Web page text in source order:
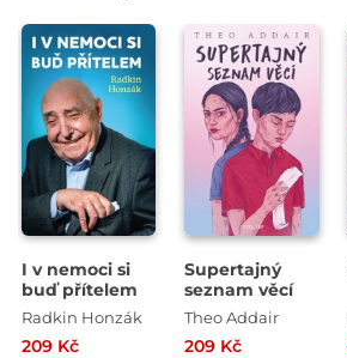
I v nemoci si
buď přítelem
Radkin Honzák
209 Kč
Supertajný
seznam věcí
Theo Addair
209 Kč